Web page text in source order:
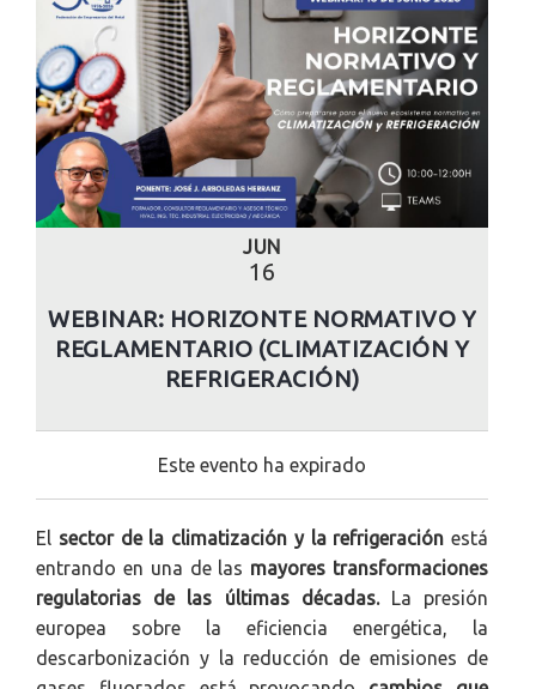
JUN
16
WEBINAR: HORIZONTE NORMATIVO Y
REGLAMENTARIO (CLIMATIZACIÓN Y
REFRIGERACIÓN)
Este evento ha expirado
El sector de la climatización y la refrigeración está
entrando en una de las mayores transformaciones
regulatorias de las últimas décadas. La presión
europea sobre la eficiencia energética, la
descarbonización y la reducción de emisiones de